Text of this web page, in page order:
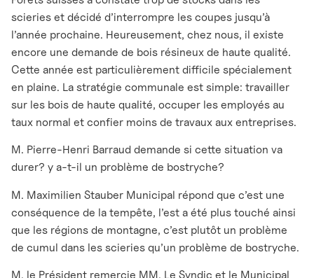
scieries et décidé d’interrompre les coupes jusqu’à
l’année prochaine. Heureusement, chez nous, il existe
encore une demande de bois résineux de haute qualité.
Cette année est particulièrement difficile spécialement
en plaine. La stratégie communale est simple: travailler
sur les bois de haute qualité, occuper les employés au
taux normal et confier moins de travaux aux entreprises.
M. Pierre-Henri Barraud demande si cette situation va
durer? y a-t-il un problème de bostryche?
M. Maximilien Stauber Municipal répond que c’est une
conséquence de la tempête, l’est a été plus touché ainsi
que les régions de montagne, c’est plutôt un problème
de cumul dans les scieries qu’un problème de bostryche.
M. le Président remercie MM. Le Syndic et le Municipal